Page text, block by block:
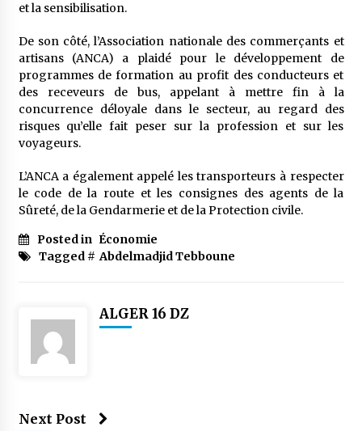
et la sensibilisation.
De son côté, l’Association nationale des commerçants et
artisans (ANCA) a plaidé pour le développement de
programmes de formation au profit des conducteurs et
des receveurs de bus, appelant à mettre fin à la
concurrence déloyale dans le secteur, au regard des
risques qu’elle fait peser sur la profession et sur les
voyageurs.
L’ANCA a également appelé les transporteurs à respecter
le code de la route et les consignes des agents de la
Sûreté, de la Gendarmerie et de la Protection civile.
Posted in Économie
Tagged # Abdelmadjid Tebboune
ALGER 16 DZ
Next Post